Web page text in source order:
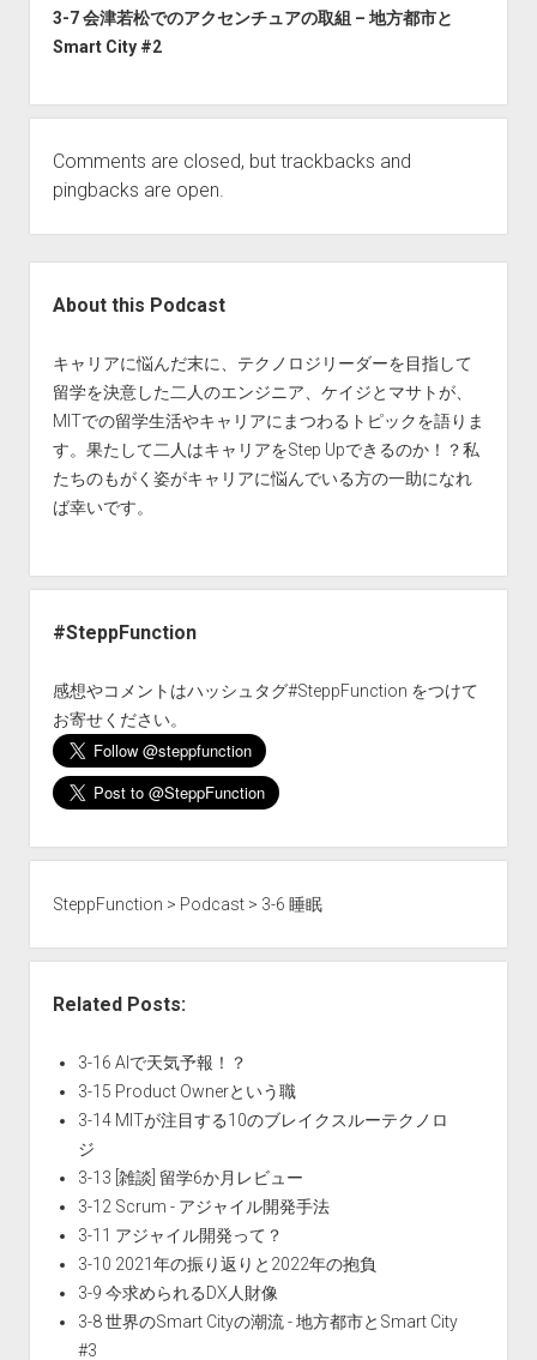
3-7 会津若松でのアクセンチュアの取組 – 地方都市と
Smart City #2
Comments are closed, but trackbacks and
pingbacks are open.
About this Podcast
キャリアに悩んだ末に、テクノロジリーダーを目指して
留学を決意した二人のエンジニア、ケイジとマサトが、
MITでの留学生活やキャリアにまつわるトピックを語りま
す。果たして二人はキャリアをStep Upできるのか！？私
たちのもがく姿がキャリアに悩んでいる方の一助になれ
ば幸いです。
#SteppFunction
感想やコメントはハッシュタグ#SteppFunction をつけて
お寄せください。
SteppFunction > Podcast> 3-6 睡眠
Related Posts:
3-16 AIで天気予報！？
3-15 Product Ownerという職
3-14 MITが注目する10のブレイクスルーテクノロ
ジ
3-13 [雑談] 留学6か月レビュー
3-12 Scrum - アジャイル開発手法
3-11 アジャイル開発って？
3-10 2021年の振り返りと2022年の抱負
3-9 今求められるDX人財像
3-8 世界のSmart Cityの潮流 - 地方都市とSmart City
#3